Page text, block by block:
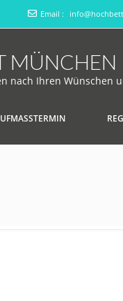
Email :
MÜNCHEN
nach Ihren Wünschen